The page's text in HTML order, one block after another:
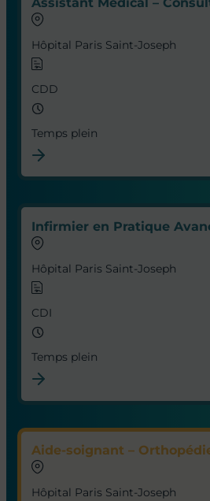
Hôpital Paris Saint-Joseph
CDD
Temps plein
Infirmier en Pratique
Hôpital Paris Saint-Joseph
CDI
Temps plein
Aide-soignant –
Hôpital Paris Saint-Joseph